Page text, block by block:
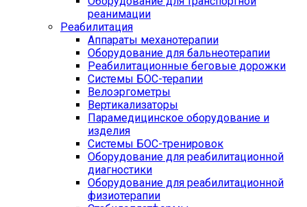
реанимации
Реабилитация
Аппараты механотерапии
Оборудование для бальнеотерапии
Реабилитационные беговые дорожки
Системы БОС-терапии
Велоэргометры
Вертикализаторы
Парамедицинское оборудование и
изделия
Системы БОС-тренировок
Оборудование для реабилитационной
диагностики
Оборудование для реабилитационной
физиотерапии